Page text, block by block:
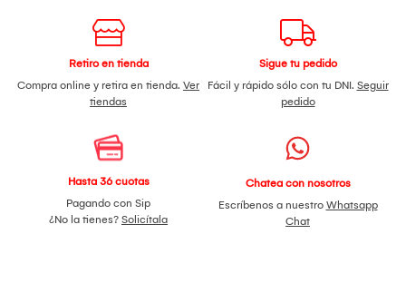
Retiro en tienda
Compra online y retira en tienda. Ver
tiendas
Sigue tu pedido
Fácil y rápido sólo con tu DNI. Seguir
pedido
Hasta 36 cuotas
Pagando con Sip
¿No la tienes? Solicítala
Chatea con nosotros
Escríbenos a nuestro Whatsapp
Chat